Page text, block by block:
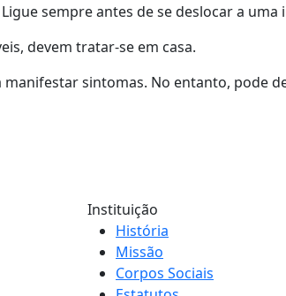
sempre antes de se deslocar a
devem tratar-se em casa.
sintomas. No entanto, pode
Instituição
História
Missão
Corpos Sociais